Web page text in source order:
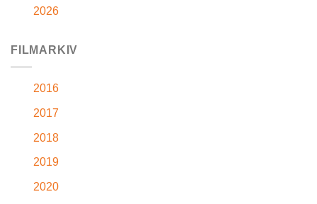
2026
FILMARKIV
2016
2017
2018
2019
2020